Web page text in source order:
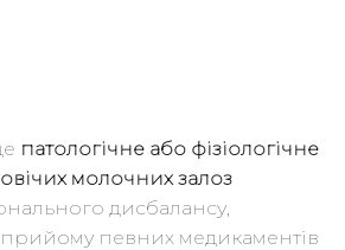
патологічне або фізіологічне
молочних залоз
дисбалансу,
прийому певних медикаментів